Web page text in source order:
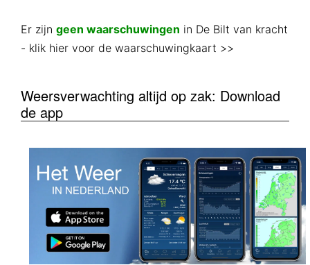
Er zijn geen waarschuwingen in De Bilt van kracht
- klik hier voor de waarschuwingkaart >>
Weersverwachting altijd op zak: Download
de app